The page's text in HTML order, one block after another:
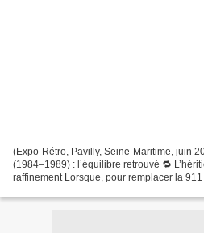
(Expo-Rétro, Pavilly, Seine-Maritime, juin
(1984–1989) : l’équilibre retrouvé 🔁
raffinement Lorsque, pour remplacer la